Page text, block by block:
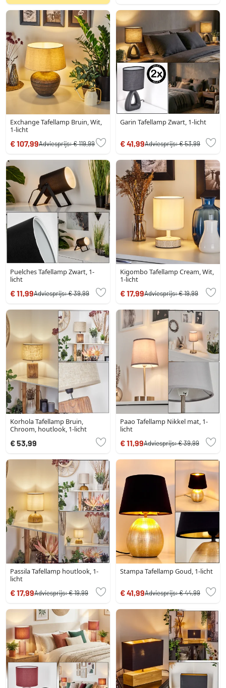
Exchange Tafellamp Bruin, Wit,
1-licht
€ 107,99Adviesprijs:€ 119,99
Garin Tafellamp Zwart, 1-licht
€ 41,99Adviesprijs:€ 53,99
Puelches Tafellamp Zwart, 1-
licht
€ 11,99Adviesprijs:€ 39,99
Kigombo Tafellamp Cream, Wit,
1-licht
€ 17,99Adviesprijs:€ 19,99
Korhola Tafellamp Bruin,
Chroom, houtlook, 1-licht
€ 53,99
Paao Tafellamp Nikkel mat, 1-
licht
€ 11,99Adviesprijs:€ 39,99
Passila Tafellamp houtlook, 1-
licht
€ 17,99Adviesprijs:€ 19,99
Stampa Tafellamp Goud, 1-licht
€ 41,99Adviesprijs:€ 44,99